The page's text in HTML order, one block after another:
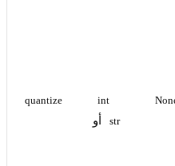
quantize int
str